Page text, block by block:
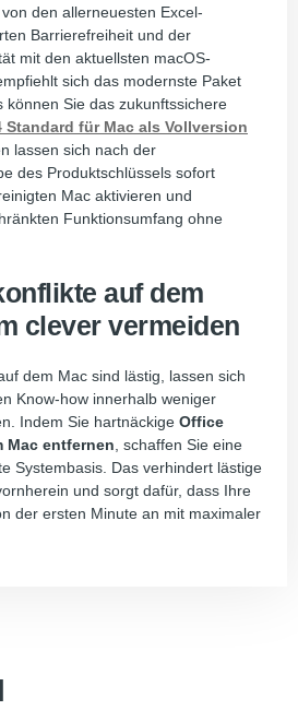
den allerneuesten Excel-
Barrierefreiheit und der
mit den aktuellsten macOS-
sich das modernste Paket
können Sie das zukunftssichere
für Mac als Vollversion
lassen sich nach der
des Produktschlüssels sofort
Mac aktivieren und
Funktionsumfang ohne
auf dem
clever vermeiden
dem Mac sind lästig, lassen sich
Know-how innerhalb weniger
Indem Sie hartnäckige Office
Mac entfernen , schaffen Sie eine
Systembasis. Das verhindert lästige
und sorgt dafür, dass Ihre
der ersten Minute an mit maximaler